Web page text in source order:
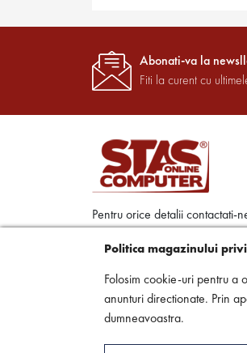
Abonati-va la
Fiti la curent cu
Pentru orice detalii contactati-
Timis
0256 494 302
office@stascomputer.ro
Politica magazinului
Folosim cookie-uri pentru a
anunturi directionate. Prin
dumneavoastra.